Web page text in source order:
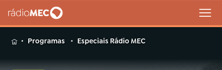
MENUProgramas Especiais Rádio MEC